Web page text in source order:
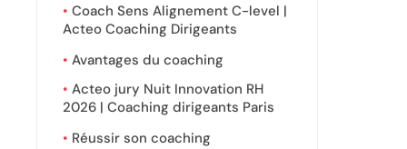
Coach Sens Alignement C-level |
Acteo Coaching Dirigeants
Avantages du coaching
Acteo jury Nuit Innovation RH
2026 | Coaching dirigeants Paris
Réussir son coaching